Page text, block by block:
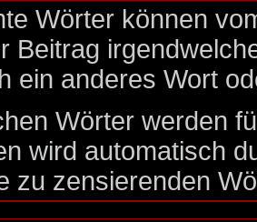
Wörter können
Beitrag
ein anderes Wort
Wörter werden
wird automatisch
zu zensierenden